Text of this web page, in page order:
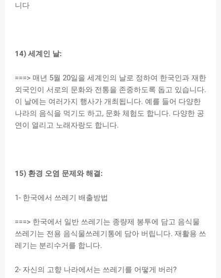
니다
14) 세계인 날:
===> 매년 5월 20일을 세계인의 날로 정하여 한국인과 재한
외국인이 서로의 문화와 전통을 존중하도록 돕고 있습니다.
이 날에는 여러가지 행사가 개최됩니다. 예를 들어 다양한
나라의 음식을 먹기도 하고, 문화 체험도 합니다. 다양한 공
연이 열리고 노래자랑도 합니다.
15) 환경 오염 문제와 해결:
1- 한국에서 쓰레기 배출방법
===> 한국에서 일반 쓰레기는 종량제 봉투에 담고 음식물
쓰레기는 전용 음식물쓰레기통에 담아 버립니다. 재활용 쓰
레기는 분리수거를 합니다.
2- 자신의 고향 나라에서는 쓰레기를 어떻게 버러?